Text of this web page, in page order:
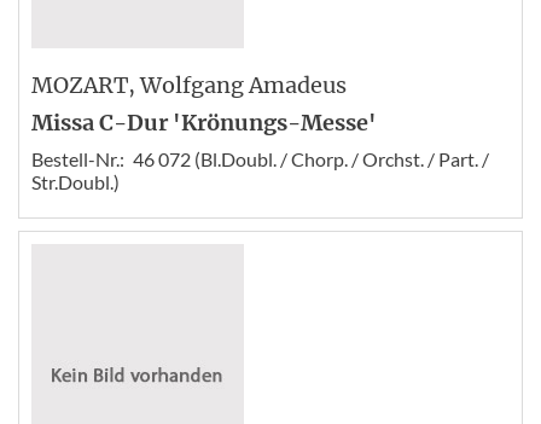
MOZART, Wolfgang Amadeus
Missa C-Dur 'Krönungs-Messe'
Bestell-Nr.: 46 072 (Bl.Doubl. / Chorp. / Orchst. / Part. /
Str.Doubl.)